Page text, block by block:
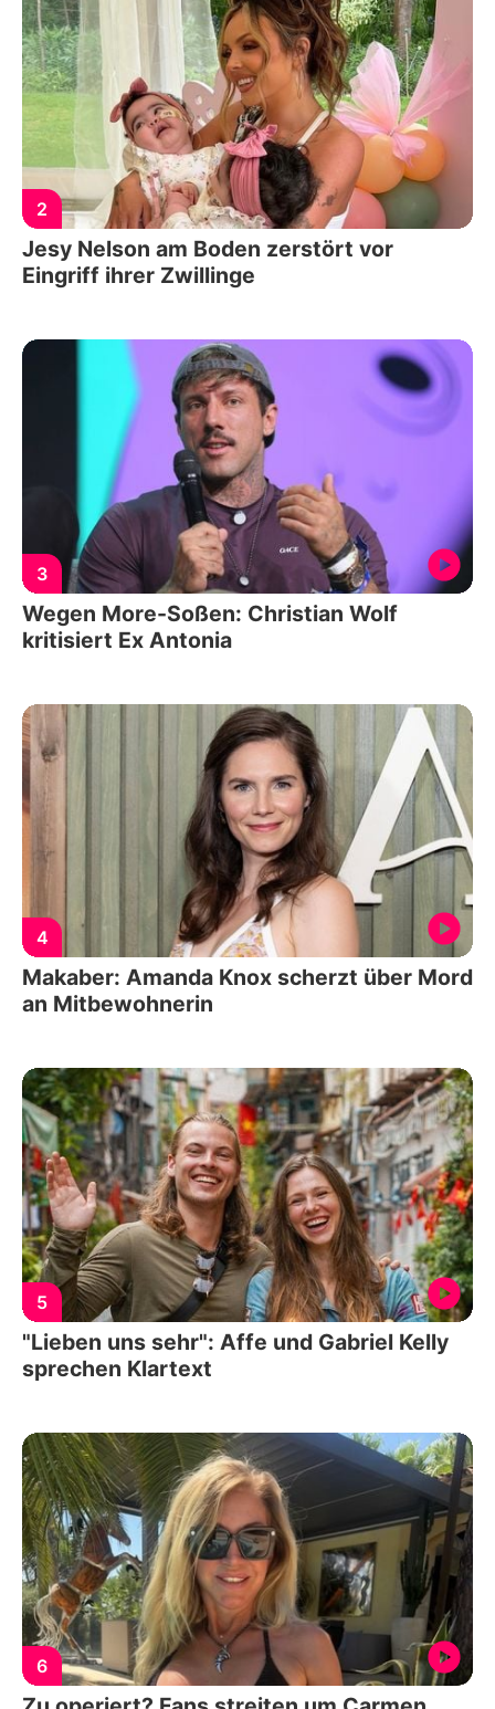
2
Jesy Nelson am Boden zerstört vor
Eingriff ihrer Zwillinge
3
Wegen More-Soßen: Christian Wolf
kritisiert Ex Antonia
4
Makaber: Amanda Knox scherzt über Mord
an Mitbewohnerin
5
"Lieben uns sehr": Affe und Gabriel Kelly
sprechen Klartext
6